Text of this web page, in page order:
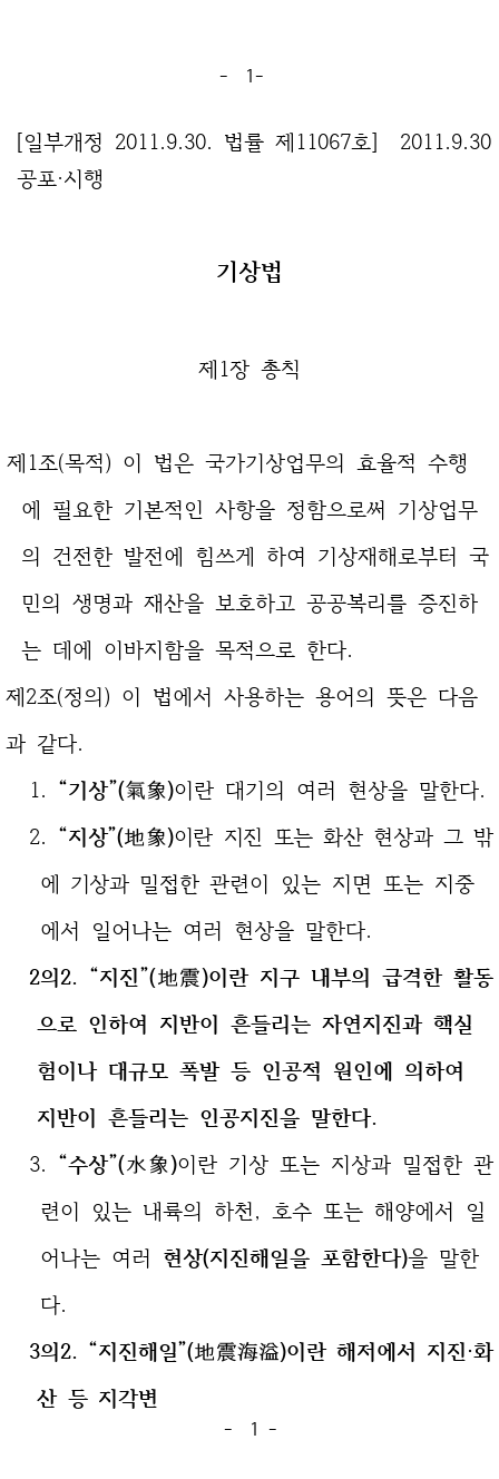
- 1-
[일부개정 2011.9.30. 법률 제11067호] 2011.9.30
공포·시행
기상법
제1장 총칙
제1조(목적) 이 법은 국가기상업무의 효율적 수행
에 필요한 기본적인 사항을 정함으로써 기상업무
의 건전한 발전에 힘쓰게 하여 기상재해로부터 국
민의 생명과 재산을 보호하고 공공복리를 증진하
는 데에 이바지함을 목적으로 한다.
제2조(정의) 이 법에서 사용하는 용어의 뜻은 다음
과 같다.
1. “기상”(氣象)이란 대기의 여러 현상을 말한다.
2. “지상”(地象)이란 지진 또는 화산 현상과 그 밖
에 기상과 밀접한관련이 있는 지면 또는 지중
에서 일어나는 여러 현상을 말한다.
2의2. “지진”(地震)이란 지구 내부의 급격한 활동
으로 인하여 지반이 흔들리는 자연지진과 핵실
험이나 대규모 폭발 등 인공적 원인에 의하여
지반이 흔들리는 인공지진을 말한다.
3. “수상”(水象)이란 기상 또는 지상과 밀접한 관
련이 있는 내륙의 하천, 호수 또는 해양에서 일
어나는 여러 현상(지진해일을 포함한다)을 말한
다.
3의2. “지진해일”(地震海溢)이란 해저에서 지진·화
산 등 지각변
- 1 -